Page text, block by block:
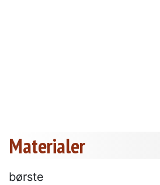
Materialer
børste